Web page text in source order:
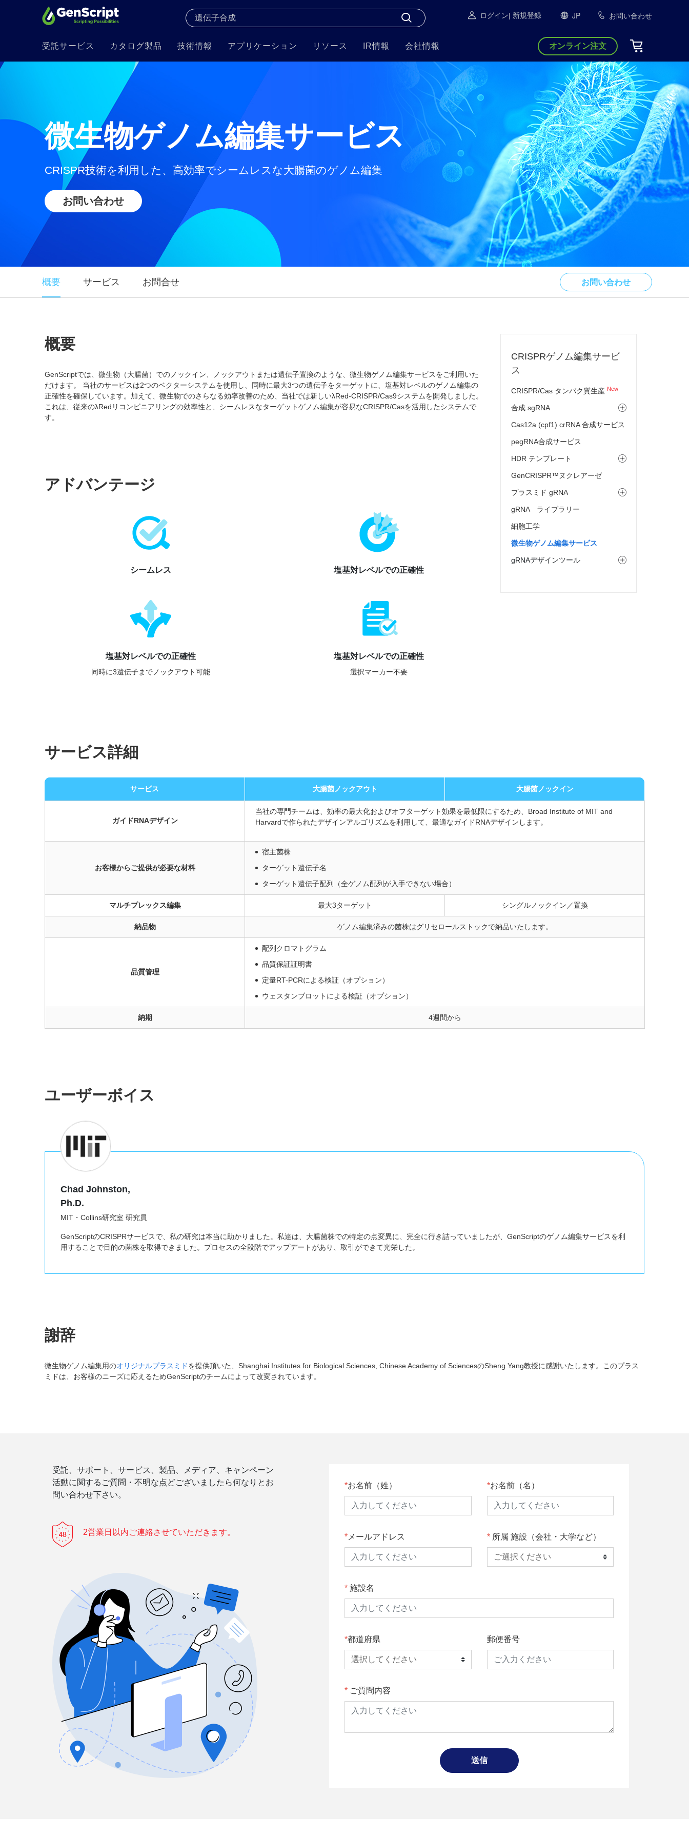
ログイン| 新規登録 JP お問い合わせ
受託サービス カタログ製品 技術情報 アプリケーション リソース IR情報 会社情報 オンライン注文
微生物ゲノム編集サービス
CRISPR技術を利用した、高効率でシームレスな大腸菌のゲノム編集
お問い合わせ
概要 サービス お問合せ お問い合わせ
概要
GenScriptでは、微生物（大腸菌）でのノックイン、ノックアウトまたは遺伝子置換のような、微生物ゲノム編集サービスをご利用いた
だけます。 当社のサービスは2つのベクターシステムを使用し、同時に最大3つの遺伝子をターゲットに、塩基対レベルのゲノム編集の
正確性を確保しています。加えて、微生物でのさらなる効率改善のため、当社では新しいλRed-CRISPR/Cas9システムを開発しました。
これは、従来のλRedリコンビニアリングの効率性と、シームレスなターゲットゲノム編集が容易なCRISPR/Casを活用したシステムで
す。
アドバンテージ
シームレス 塩基対レベルでの正確性
塩基対レベルでの正確性
同時に3遺伝子までノックアウト可能
塩基対レベルでの正確性
選択マーカー不要
CRISPRゲノム編集サービ
ス
CRISPR/Cas タンパク質生産 New
合成 sgRNA
Cas12a (cpf1) crRNA 合成サービス
pegRNA合成サービス
HDR テンプレート
GenCRISPR™ヌクレアーゼ
プラスミド gRNA
gRNA ライブラリー
細胞工学
微生物ゲノム編集サービス
gRNAデザインツール
サービス詳細
サービス 大腸菌ノックアウト 大腸菌ノックイン
ガイドRNAデザイン
当社の専門チームは、効率の最大化およびオフターゲット効果を最低限にするため、Broad Institute of MIT and
Harvardで作られたデザインアルゴリズムを利用して、最適なガイドRNAデザインします。
お客様からご提供が必要な材料
宿主菌株
ターゲット遺伝子名
ターゲット遺伝子配列（全ゲノム配列が入手できない場合）
マルチプレックス編集 最大3ターゲット シングルノックイン／置換
納品物 ゲノム編集済みの菌株はグリセロールストックで納品いたします。
品質管理
配列クロマトグラム
品質保証証明書
定量RT-PCRによる検証（オプション）
ウェスタンブロットによる検証（オプション）
納期 4週間から
ユーザーボイス
Chad Johnston,
Ph.D.
MIT・Collins研究室 研究員
GenScriptのCRISPRサービスで、私の研究は本当に助かりました。私達は、大腸菌株での特定の点変異に、完全に行き詰っていましたが、GenScriptのゲノム編集サービスを利
用することで目的の菌株を取得できました。プロセスの全段階でアップデートがあり、取引ができて光栄した。
謝辞
微生物ゲノム編集用のオリジナルプラスミドを提供頂いた、Shanghai Institutes for Biological Sciences, Chinese Academy of SciencesのSheng Yang教授に感謝いたします。このプラス
ミドは、お客様のニーズに応えるためGenScriptのチームによって改変されています。
受託、サポート、サービス、製品、メディア、キャンペーン
活動に関するご質問・不明な点どございましたら何なりとお
問い合わせ下さい。
2営業日以内ご連絡させていただきます。
お名前（姓） お名前（名）
メールアドレス 所属 施設（会社・大学など）
施設名
都道府県 郵便番号
ご質問内容
送信